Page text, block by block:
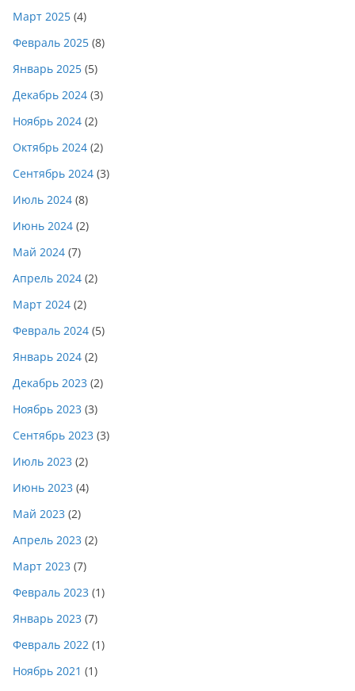
Март 2025 (4)
Февраль 2025 (8)
Январь 2025 (5)
Декабрь 2024 (3)
Ноябрь 2024 (2)
Октябрь 2024 (2)
Сентябрь 2024 (3)
Июль 2024 (8)
Июнь 2024 (2)
Май 2024 (7)
Апрель 2024 (2)
Март 2024 (2)
Февраль 2024 (5)
Январь 2024 (2)
Декабрь 2023 (2)
Ноябрь 2023 (3)
Сентябрь 2023 (3)
Июль 2023 (2)
Июнь 2023 (4)
Май 2023 (2)
Апрель 2023 (2)
Март 2023 (7)
Февраль 2023 (1)
Январь 2023 (7)
Февраль 2022 (1)
Ноябрь 2021 (1)